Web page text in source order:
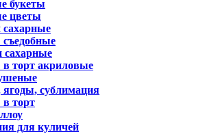
букеты
цветы
торт акриловые
сублимация
торт
для куличей